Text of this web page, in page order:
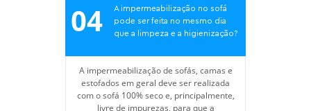
04
A impermeabilização no sofá
pode ser feita no mesmo dia
que a limpeza e a higienização?
A impermeabilização de sofás, camas e
estofados em geral deve ser realizada
com o sofá 100% seco e, principalmente,
livre de impurezas, para que a